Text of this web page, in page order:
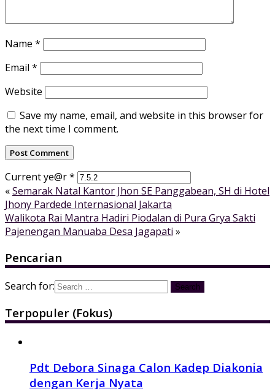
Name *
Email *
Website
Save my name, email, and website in this browser for
the next time I comment.
Current ye@r*
«Semarak Natal Kantor Jhon SE Panggabean, SH di Hotel
Jhony Pardede Internasional Jakarta
Walikota Rai Mantra Hadiri Piodalan di Pura Grya Sakti
Pajenengan Manuaba Desa Jagapati »
Pencarian
Search for:
Terpopuler (Fokus)
Pdt Debora Sinaga Calon Kadep Diakonia
dengan Kerja Nyata